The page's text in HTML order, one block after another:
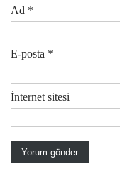
Ad *
E-posta *
İnternet sitesi